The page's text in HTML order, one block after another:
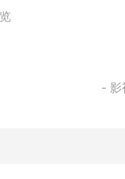
- 影